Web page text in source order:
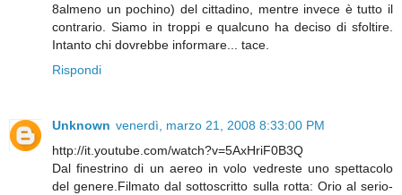
8almeno un pochino) del cittadino, mentre invece è tutto il
contrario. Siamo in troppi e qualcuno ha deciso di sfoltire.
Intanto chi dovrebbe informare... tace.
Rispondi
Unknown venerdì, marzo 21, 2008 8:33:00 PM
http://it.youtube.com/watch?v=5AxHriF0B3Q
Dal finestrino di un aereo in volo vedreste uno spettacolo
del genere.Filmato dal sottoscritto sulla rotta: Orio al serio-